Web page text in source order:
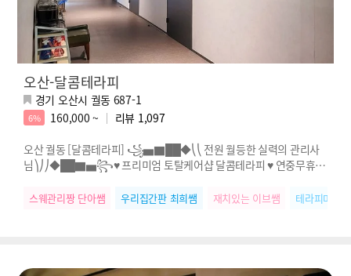
오산-달콤테라피
경기 오산시 궐동 687-1
6% 160,000 ~ 리뷰 1,097
오산 궐동 [달콤테라피] ꧁▅▇██◆⎝⎝ 전원 월등한 실력의 관리사
님⎞⎠⎠◆██▇▅꧂♥ 프리미엄 토탈케어샵 달콤테라피 ♥ 연중무휴 &
스웨관리짱 단아쌤 우리집간판 최희쌤 재치있는 이브쌤 테라피마스